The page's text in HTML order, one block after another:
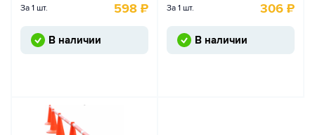
За 1 шт. 598 ₽
В наличии
За 1 шт. 306 ₽
В наличии